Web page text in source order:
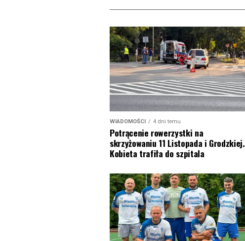
WIADOMOŚCI 4 dni temu
Potrącenie rowerzystki na
skrzyżowaniu 11 Listopada i Grodzkiej.
Kobieta trafiła do szpitala